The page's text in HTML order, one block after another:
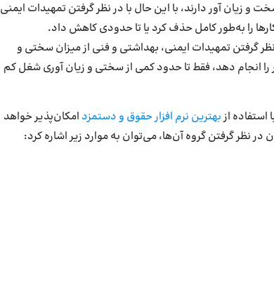
زیان آور دارند، با این حال با در نظر گرفتن تمهیدات ایمنی
را به‌طور کامل حذف کرد یا تا حدودی کاهش داد.
گرفتن تمهیدات ایمنی، بهداشتی و فنی از میزان سختی و
را انجام دهد، فقط تا حدود کمی از سختی و زیان آوری شغل کم
ازبهترین نرم افزار حقوق و دستمزد امکان‌پذیر خواهد
نظر گرفتن گروه آن‌ها، می‌توان به موارد زیر اشاره کرد: